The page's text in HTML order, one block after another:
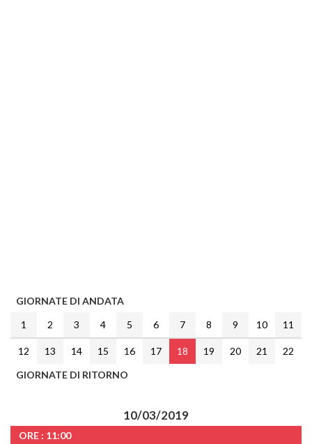
GIORNATE DI ANDATA
1
2 3 4 5 6 7 8 9 10 11
12 13 14 15 16 17 18 19 20 21
22
GIORNATE DI RITORNO
10/03/2019
ORE : 11:00